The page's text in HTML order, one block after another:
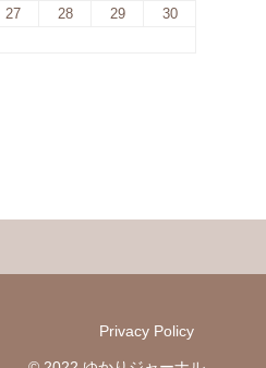
27 28 29
30
Privacy Policy